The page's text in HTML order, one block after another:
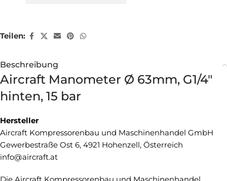
Teilen:
Beschreibung
Aircraft Manometer Ø 63mm, G1/4″
hinten, 15 bar
Hersteller
Aircraft Kompressorenbau und Maschinenhandel GmbH
Gewerbestraße Ost 6, 4921 Hohenzell, Österreich
info@aircraft.at